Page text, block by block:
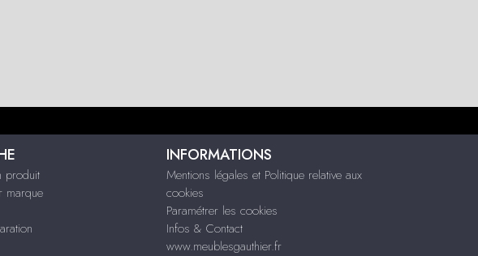
produit
marque
INFORMATIONS
Mentions légales et Politique relative aux
cookies
Paramétrer les cookies
Infos & Contact
www.meublesgauthier.fr